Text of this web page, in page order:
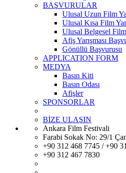
BAŞVURULAR
Ulusal Uzun Film
Ulusal Kısa Film
Ulusal Belgesel
Afiş Yarışması
Gönüllü Başvurusu
APPLICATION FORM
MEDYA
Basın Kiti
Basın Odası
Afişler
SPONSORLAR
BİZE ULAŞIN
Ankara Film Festivali
Farabi Sokak No: 29/1
+90 312 468 7745 / +90
+90 312 467 7830